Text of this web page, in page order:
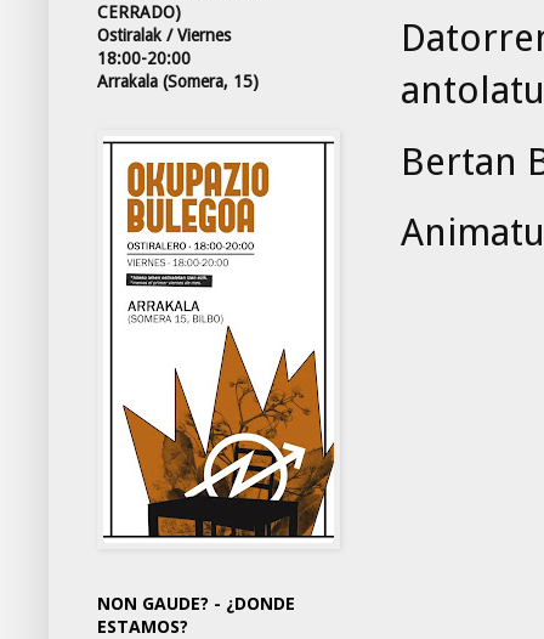
Bertan
CERRADO)
Ostiralak / Viernes
18:00-20:00
Arrakala (Somera, 15)
NON GAUDE? - ¿DONDE
ESTAMOS?